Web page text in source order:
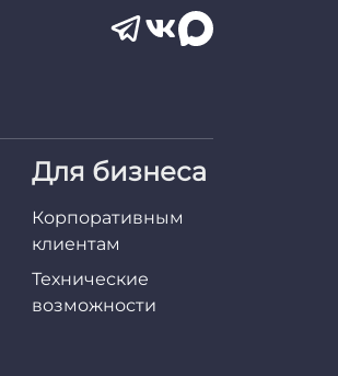
Для бизнеса
Корпоративным
клиентам
Технические
возможности